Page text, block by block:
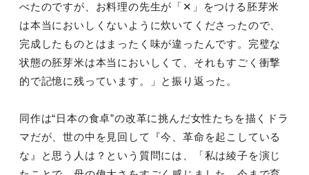
べたのですが、お料理の先生が「✕」をつける胚芽米
は本当においしくないように炊いてくださったので、
完成したものとはまったく味が違ったんです。完璧な
状態の胚芽米は本当においしくて、それもすごく衝撃
的で記憶に残っています。
」と振り返った。
同作は“日本の食卓”の改革に挑んだ女性たちを描くドラ
マだが、世の中を見回して『今、革命を起こしている
な』と思う人は？とい う質問には、「私は綾子を演じ